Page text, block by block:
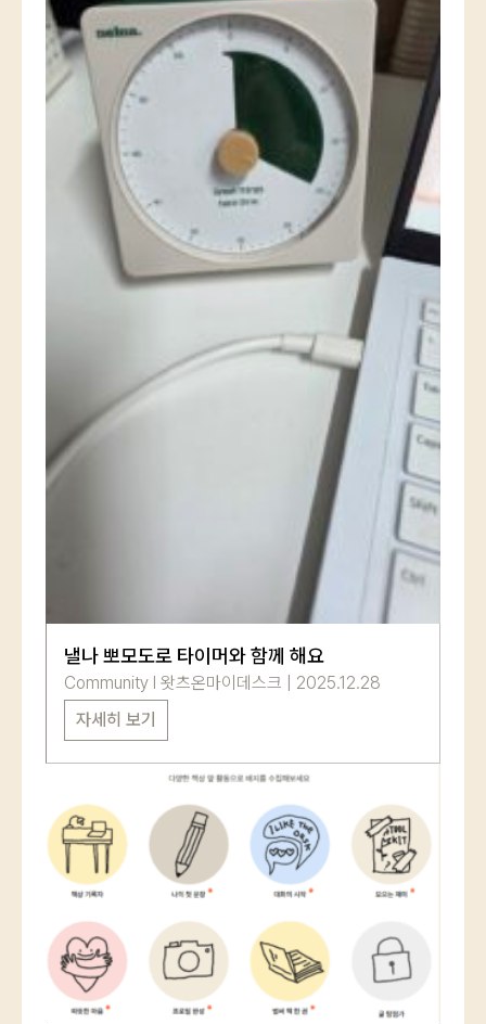
낼나 뽀모도로 타이머와 함께 해요
Community 왓츠온마이데스크
2025.12.28
자세히 보기
로그인
회원가입 비밀번호 찾기